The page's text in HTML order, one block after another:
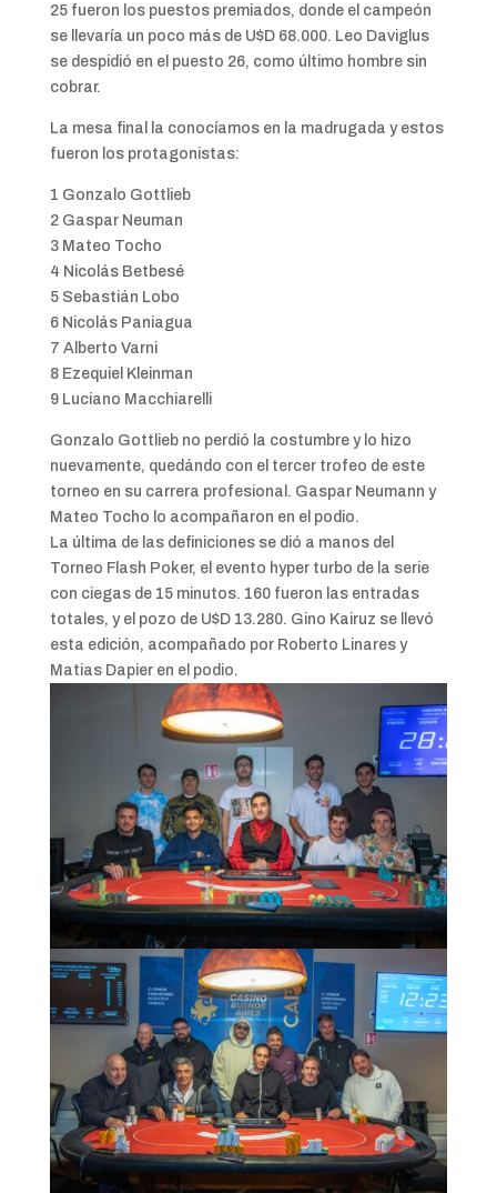
25 fueron los puestos premiados, donde el campeón
se llevaría un poco más de U$D 68.000. Leo Daviglus
se despidió en el puesto 26, como último hombre sin
cobrar.
La mesa final la conocíamos en la madrugada y estos
fueron los protagonistas:
1 Gonzalo Gottlieb
2 Gaspar Neuman
3 Mateo Tocho
4 Nicolás Betbesé
5 Sebastián Lobo
6 Nicolás Paniagua
7 Alberto Varni
8 Ezequiel Kleinman
9 Luciano Macchiarelli
Gonzalo Gottlieb no perdió la costumbre y lo hizo
nuevamente, quedándo con el tercer trofeo de este
torneo en su carrera profesional. Gaspar Neumann y
Mateo Tocho lo acompañaron en el podio.
La última de las definiciones se dió a manos del
Torneo Flash Poker, el evento hyper turbo de la serie
con ciegas de 15 minutos. 160 fueron las entradas
totales, y el pozo de U$D 13.280. Gino Kairuz se llevó
esta edición, acompañado por Roberto Linares y
Matias Dapier en el podio.